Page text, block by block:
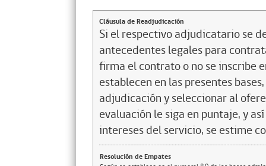
Cláusula de Readjudicación
Si el respectivo adjudicatario se
antecedentes legales para
firma el contrato o no se inscribe
establecen en las presentes
adjudicación y seleccionar al
evaluación le siga en puntaje, y
intereses del servicio, se estime
Resolución de Empates